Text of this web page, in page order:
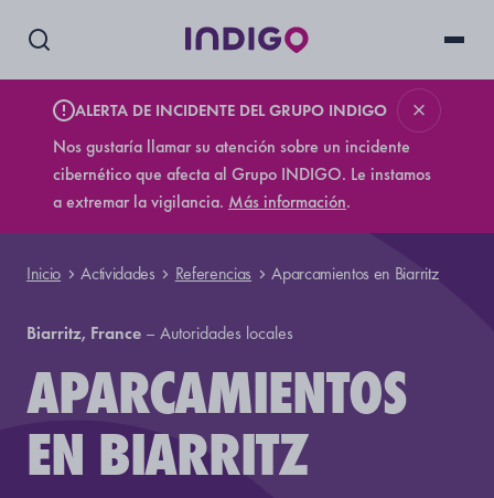
ALERTA DE INCIDENTE DEL GRUPO INDIGO
Nos gustaría llamar su atención sobre un incidente
cibernético que afecta al Grupo INDIGO. Le instamos
a extremar la vigilancia. Más información.
Inicio Actividades Referencias Aparcamientos en Biarritz
Biarritz, France – Autoridades locales
APARCAMIENTOS
EN BIARRITZ